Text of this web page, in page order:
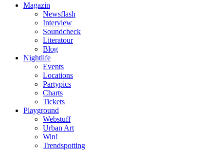
Magazin
Newsflash
Interview
Soundcheck
Literatour
Blog
Nightlife
Events
Locations
Partypics
Charts
Tickets
Playground
Webstuff
Urban Art
Win!
Trendspotting